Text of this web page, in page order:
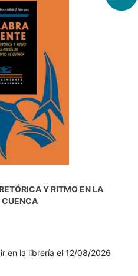
Y RITMO EN LA
CUENCA
en la librería el 12/08/2026